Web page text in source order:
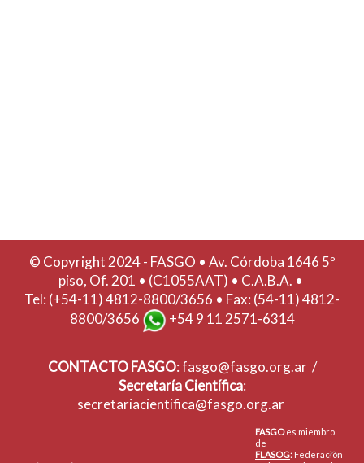
© Copyright 2024 - FASGO • Av. Córdoba 1646 5º
piso, Of. 201 • (C1055AAT) • C.A.B.A. •
Tel: (+54-11) 4812-8800/3656 • Fax: (54-11) 4812-
8800/3656
+54 9 11 2571-6314
CONTACTO FASGO:fasgo@fasgo.org.ar/
Secretaría Científica:
secretariacientifica@fasgo.org.ar
FASGOes miembro
de
FLASOG: Federación